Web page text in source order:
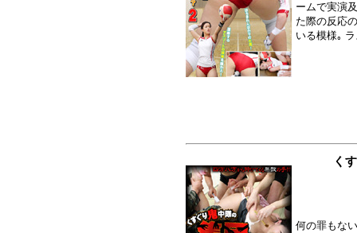
ームで実演
た際の反応
いる模様｡
く
何の罪もな